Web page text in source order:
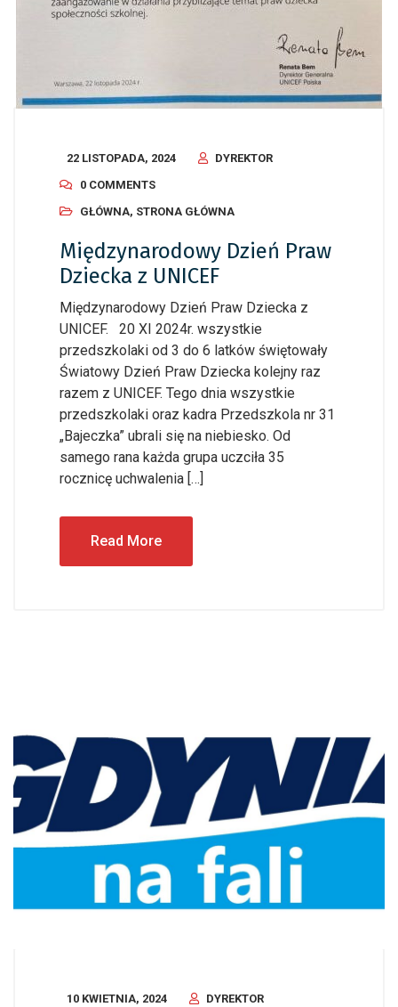
22 LISTOPADA, 2024
DYREKTOR
0 COMMENTS
GŁÓWNA, STRONA GŁÓWNA
Międzynarodowy Dzień Praw
Dziecka z UNICEF
Międzynarodowy Dzień Praw Dziecka z
UNICEF. 20 XI 2024r. wszystkie
przedszkolaki od 3 do 6 latków świętowały
Światowy Dzień Praw Dziecka kolejny raz
razem z UNICEF. Tego dnia wszystkie
przedszkolaki oraz kadra Przedszkola nr 31
„Bajeczka” ubrali się na niebiesko. Od
samego rana każda grupa uczciła 35
rocznicę uchwalenia […]
Read More
10 KWIETNIA, 2024
DYREKTOR